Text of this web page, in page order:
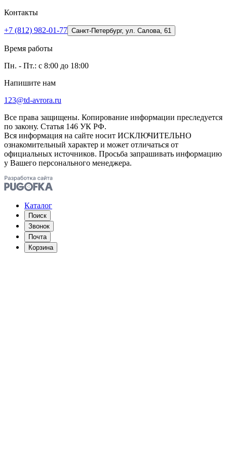
Контакты
+7 (812) 982-01-77 Санкт-Петербург, ул. Салова, 61
Время работы
Пн. - Пт.: с 8:00 до 18:00
Напишите нам
123@td-avrora.ru
Все права защищены. Копирование информации преследуется
по закону. Статья 146 УК РФ.
Вся информация на сайте носит ИСКЛЮЧИТЕЛЬНО
ознакомительный характер и может отличаться от
официальных источников. Просьба запрашивать информацию
у Вашего персонального менеджера.
Каталог
Поиск
Звонок
Почта
Корзина